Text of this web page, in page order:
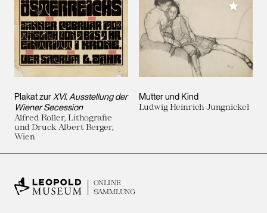
Plakat zurXVI. Ausstellung der
Wiener Secession
Alfred Roller, Lithografie
und Druck Albert Berger,
Wien
Mutter und Kind
Ludwig Heinrich Jungnickel
Meiner
ONLINE
SAMMLUNG